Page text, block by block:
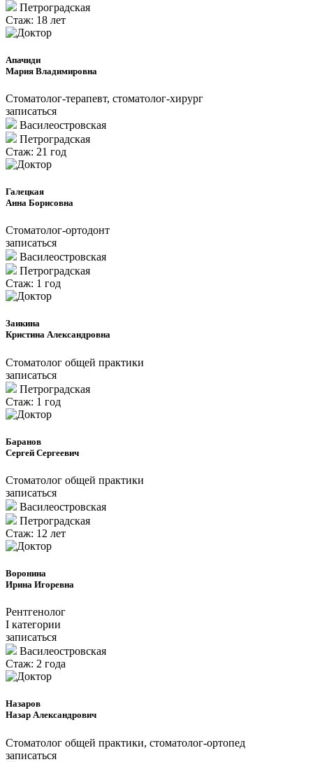
Петроградcкая
Стаж: 18 лет
Апачиди
Мария Владимировна
Стоматолог-терапевт, стоматолог-хирург
записаться
Василеостровская
Петроградcкая
Стаж: 21 год
Галецкая
Анна Борисовна
Стоматолог-ортодонт
записаться
Василеостровская
Петроградcкая
Стаж: 1 год
Заикина
Кристина Александровна
Стоматолог общей практики
записаться
Петроградcкая
Стаж: 1 год
Баранов
Сергей Сергеевич
Стоматолог общей практики
записаться
Василеостровская
Петроградcкая
Стаж: 12 лет
Воронина
Ирина Игоревна
Рентгенолог
I категории
записаться
Василеостровская
Стаж: 2 года
Назаров
Назар Александрович
Стоматолог общей практики, стоматолог-ортопед
записаться